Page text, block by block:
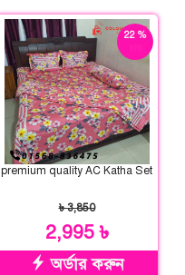
22 %
premium quality AC Katha Set
৳ 3,850
2,995 ৳
অর্ডার করুন